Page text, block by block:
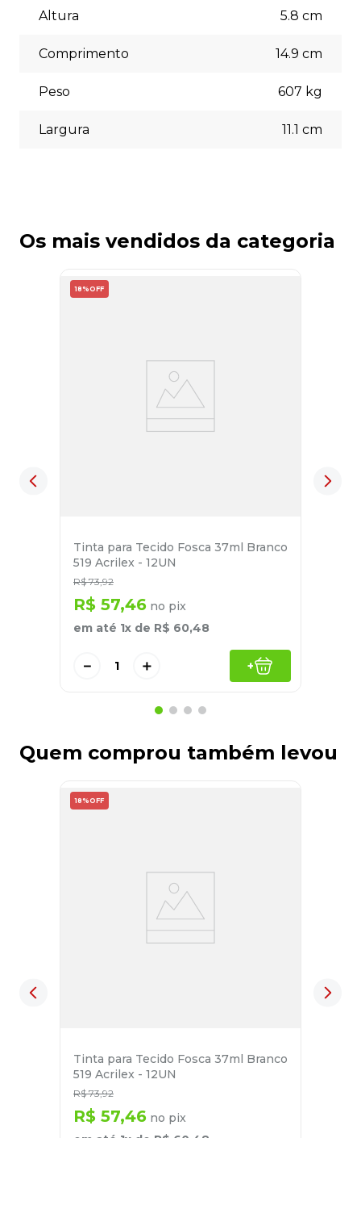
(5% off) cartões de crédito, boleto bancário. Você pode
escolher a opção que melhor se adapte às suas
Altura 5.8 cm
Comprimento 14.9 cm
Peso 607 kg
Largura 11.1 cm
Os mais vendidos da categoria
18% OFF
Tinta para Tecido Fosca 37ml Branco
519 Acrilex - 12UN
R$ 73,92
R$ 57,46 no pix
em até 1x de R$ 60,48
＋
－ +
Quem comprou também levou
18% OFF
Tinta para Tecido Fosca 37ml Branco
519 Acrilex - 12UN
R$ 73,92
R$ 57,46 no pix
em até 1x de R$ 60 48